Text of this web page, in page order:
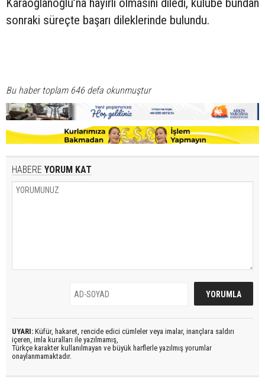
Karaoğlanoğlu’na hayırlı olmasını diledi, kulübe bundan
sonraki süreçte başarı dileklerinde bulundu.
Bu haber toplam 646 defa okunmuştur
HABERE YORUM KAT
UYARI: Küfür, hakaret, rencide edici cümleler veya imalar, inançlara saldırı
içeren, imla kuralları ile yazılmamış,
Türkçe karakter kullanılmayan ve büyük harflerle yazılmış yorumlar
onaylanmamaktadır.